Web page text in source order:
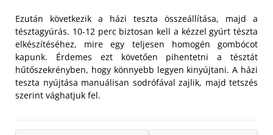
Ezután következik a házi teszta összeállítása, majd a
tésztagyúrás. 10-12 perc biztosan kell a kézzel gyúrt tészta
elkészítéséhez, mire egy teljesen homogén gombócot
kapunk. Érdemes ezt követően pihentetni a tésztát
hűtőszekrényben, hogy könnyebb legyen kinyújtani. A házi
teszta nyújtása manuálisan sodrófával zajlik, majd tetszés
szerint vághatjuk fel.